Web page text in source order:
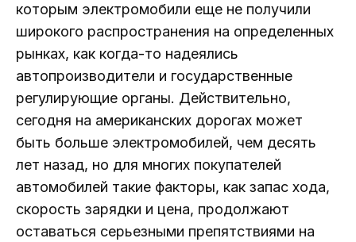
которым электромобили еще не получили
широкого распространения на определенных
рынках, как когда-то надеялись
автопроизводители и государственные
регулирующие органы. Действительно,
сегодня на американских дорогах может
быть больше электромобилей, чем десять
лет назад, но для многих покупателей
автомобилей такие факторы, как запас хода,
скорость зарядки и цена, продолжают
оставаться серьезными препятствиями на